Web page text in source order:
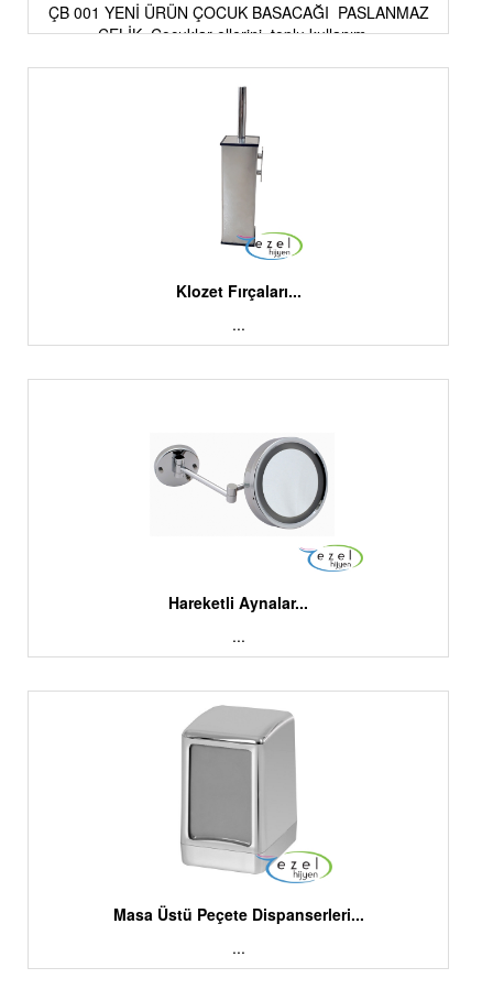
ÇB 001 YENİ ÜRÜN ÇOCUK BASACAĞI PASLANMAZ
ÇELİK Çocuklar ellerini, toplu kullanım...
Klozet Fırçaları...
...
Hareketli Aynalar...
...
Masa Üstü Peçete Dispanserleri...
...